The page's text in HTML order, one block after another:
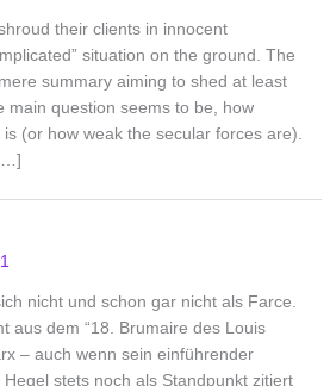
their clients in innocent
situation on the ground. The
summary aiming to shed at least
main question seems to be, how
(or how weak the secular forces are).
nicht und schon gar nicht als Farce.
aus dem “18. Brumaire des Louis
– auch wenn sein einführender
stets noch als Standpunkt zitiert